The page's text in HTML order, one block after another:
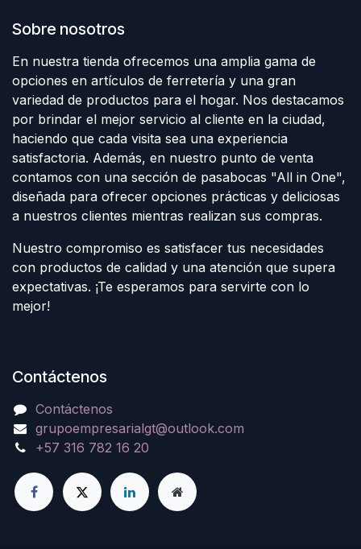
Sobre nosotros
En nuestra tienda ofrecemos una amplia gama de
opciones en artículos de ferretería y una gran
variedad de productos para el hogar. Nos destacamos
por brindar el mejor servicio al cliente en la ciudad,
haciendo que cada visita sea una experiencia
satisfactoria. Además, en nuestro punto de venta
contamos con una sección de pasabocas "All in One",
diseñada para ofrecer opciones prácticas y deliciosas
a nuestros clientes mientras realizan sus compras.
Nuestro compromiso es satisfacer tus necesidades
con productos de calidad y una atención que supera
expectativas. ¡Te esperamos para servirte con lo
mejor!
Contáctenos
Contáctenos
grupoempresarialgt@outlook.com
+57 316 782 16 20